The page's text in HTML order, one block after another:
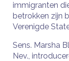
immigranten
betrokken zijn
Verenigde
Sens. Marsha
Nev.,